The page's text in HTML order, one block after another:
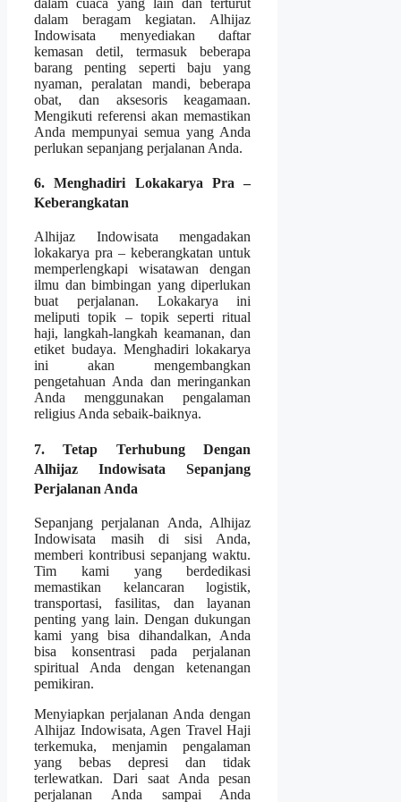
dalam beragam kegiatan. Alhijaz
Indowisata menyediakan daftar
kemasan detil, termasuk beberapa
barang penting seperti baju yang
nyaman, peralatan mandi, beberapa
obat, dan aksesoris keagamaan.
Mengikuti referensi akan memastikan
Anda mempunyai semua yang Anda
perlukan sepanjang perjalanan Anda.
6. Menghadiri Lokakarya Pra –
Keberangkatan
Alhijaz Indowisata mengadakan
lokakarya pra – keberangkatan untuk
memperlengkapi wisatawan dengan
ilmu dan bimbingan yang diperlukan
buat perjalanan. Lokakarya ini
meliputi topik – topik seperti ritual
haji, langkah-langkah keamanan, dan
etiket budaya. Menghadiri lokakarya
ini akan mengembangkan
pengetahuan Anda dan meringankan
Anda menggunakan pengalaman
religius Anda sebaik-baiknya.
7. Tetap Terhubung Dengan
Alhijaz Indowisata Sepanjang
Perjalanan Anda
Sepanjang perjalanan Anda, Alhijaz
Indowisata masih di sisi Anda,
memberi kontribusi sepanjang waktu.
Tim kami yang berdedikasi
memastikan kelancaran logistik,
transportasi, fasilitas, dan layanan
penting yang lain. Dengan dukungan
kami yang bisa dihandalkan, Anda
bisa konsentrasi pada perjalanan
spiritual Anda dengan ketenangan
pemikiran.
Menyiapkan perjalanan Anda dengan
Alhijaz Indowisata, Agen Travel Haji
terkemuka, menjamin pengalaman
yang bebas depresi dan tidak
terlewatkan. Dari saat Anda pesan
perjalanan Anda sampai Anda